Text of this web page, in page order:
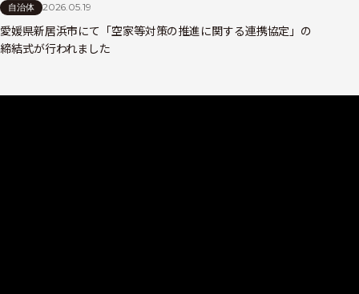
自治体 2026.05.19
愛媛県新居浜市にて「空家等対策の推進に関する連携協定」の
締結式が行われました